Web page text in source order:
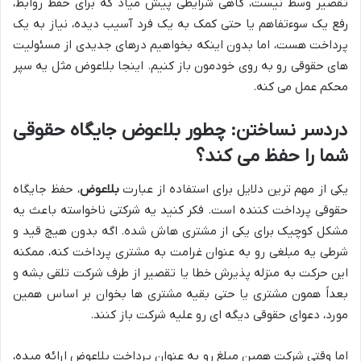
تقصیر وسط نیست، گاهی شرایطی پیش میاد که برای حفظ روابط،
رفع یک سوءتفاهم یا حتی کمک به یک فرد آسیب دیده، نیاز به یک
پرداخت هست، اما بدون اینکه بخواهیم درهای جدیدی از مسئولیت
های حقوقی رو به روی خودمون باز کنیم. اینجا بلاعوض مثل یه سپر
محکم عمل می کنه.
دردسر نساختن: چطور بلاعوض جایگاه حقوقی
شما را حفظ می کند؟
یکی از مهم ترین دلایل برای استفاده از عبارتبلاعوض، حفظ جایگاه
حقوقی پرداخت کننده است. فکر کنید یه شرکتی ناخواسته باعث یه
مشکل کوچیک برای یکی از مشتری هاش شده. اگه بدون هیچ قید و
شرطی یه مبلغی رو به عنوان غرامت به مشتری پرداخت کنه، ممکنه
این حرکت به منزله پذیرش خطا یا تقصیر از طرف شرکت تلقی بشه و
بعداً همون مشتری یا حتی بقیه مشتری ها بخوان بر اساس همین
مورد، دعوای حقوقی دیگه ای رو علیه شرکت باز کنند.
اما وقتی شرکت همین مبلغ رو به عنوان پرداخت بلاعوض ارائه میده،